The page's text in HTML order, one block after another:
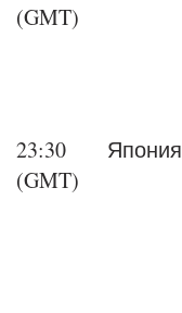
(GMT)
23:30
(GMT)
Япония